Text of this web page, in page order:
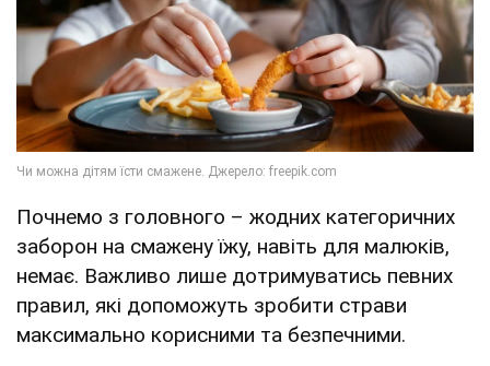
Почнемо з головного – жодних категоричних
заборон на смажену їжу, навіть для малюків,
немає. Важливо лише дотримуватись певних
правил, які допоможуть зробити страви
максимально корисними та безпечними.